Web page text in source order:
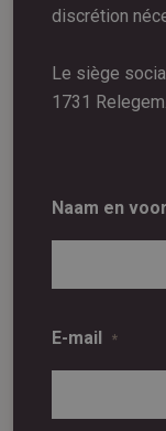
discrétion
Le siège
1731 Relegem.
Naam en
E-mail *